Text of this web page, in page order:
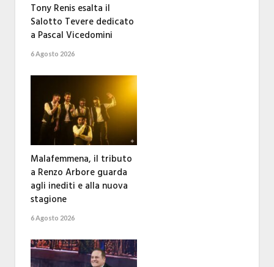
Tony Renis esalta il
Salotto Tevere dedicato
a Pascal Vicedomini
6 Agosto 2026
Malafemmena, il tributo
a Renzo Arbore guarda
agli inediti e alla nuova
stagione
6 Agosto 2026